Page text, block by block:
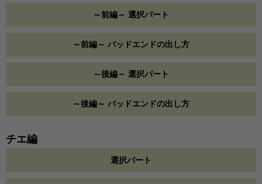
～前編～ 選択パート
～前編～ バッドエンドの出し方
～後編～ 選択パート
～後編～ バッドエンドの出し方
チエ編
選択パート